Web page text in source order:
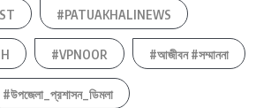
#PATUAKHALINEWS
#VPNOOR #আজীবন #সম্মাননা
#উপজেলা_প্রশাসন_ডিমলা